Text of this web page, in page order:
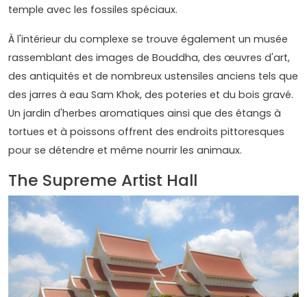
temple avec les fossiles spéciaux.
À l'intérieur du complexe se trouve également un musée
rassemblant des images de Bouddha, des œuvres d'art,
des antiquités et de nombreux ustensiles anciens tels que
des jarres à eau Sam Khok, des poteries et du bois gravé.
Un jardin d'herbes aromatiques ainsi que des étangs à
tortues et à poissons offrent des endroits pittoresques
pour se détendre et même nourrir les animaux.
The Supreme Artist Hall